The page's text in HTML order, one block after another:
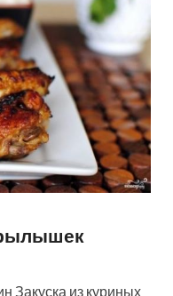
Закуска из куриных